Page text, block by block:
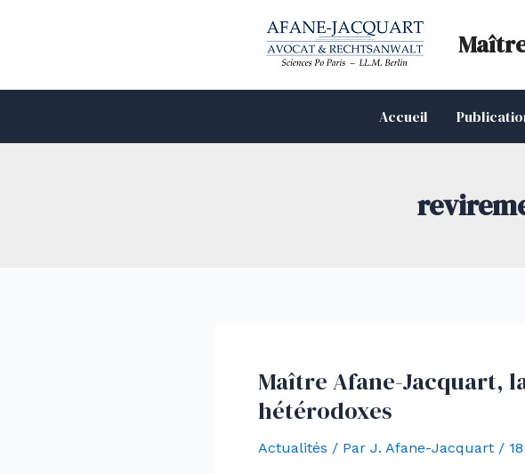
Accueil
Maître Afane-Jacquart,
hétérodoxes
Actualités / Par J. Afane-Jacquart /